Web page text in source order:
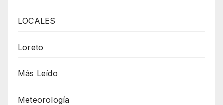
LOCALES
Loreto
Más Leído
Meteorología